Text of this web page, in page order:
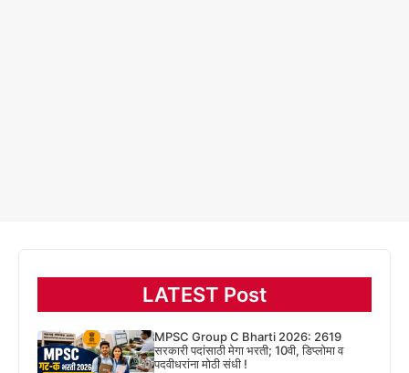
LATEST Post
MPSC Group C Bharti 2026: 2619
सरकारी पदांसाठी मेगा भरती; 10वी, डिप्लोमा व
पदवीधरांना मोठी संधी !